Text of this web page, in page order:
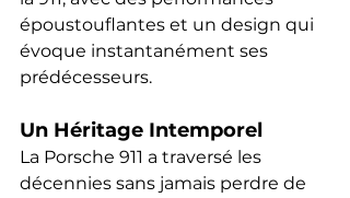
époustouflantes et un design qui
évoque instantanément ses
prédécesseurs.
Un Héritage Intemporel
La Porsche 911 a traversé les
décennies sans jamais perdre de